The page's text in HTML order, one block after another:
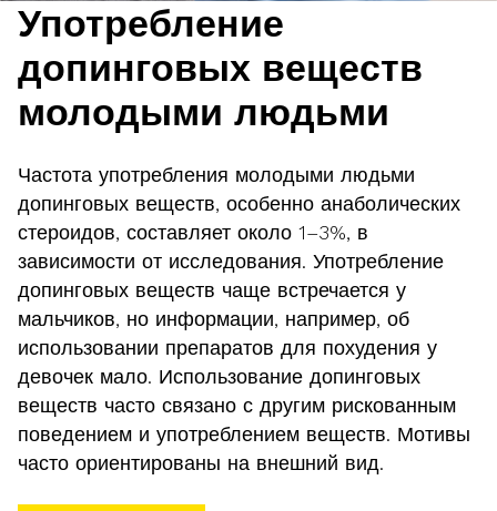
Употребление
допинговых веществ
молодыми людьми
Частота употребления молодыми людьми
допинговых веществ, особенно анаболических
стероидов, составляет около 1–3%, в
зависимости от исследования. Употребление
допинговых веществ чаще встречается у
мальчиков, но информации, например, об
использовании препаратов для похудения у
девочек мало. Использование допинговых
веществ часто связано с другим рискованным
поведением и употреблением веществ. Мотивы
часто ориентированы на внешний вид.